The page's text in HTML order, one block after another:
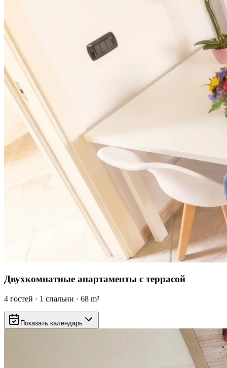
Двухкомнатные апартаменты с террасой
4 гостей · 1 спальни · 68 m²
Показать календарь